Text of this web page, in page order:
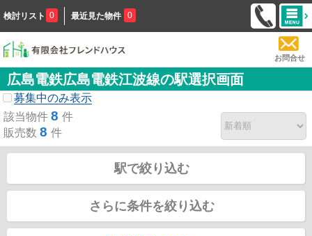
検討リスト 0 最近見た物件 0
お問合せ
広島電鉄広島電鉄江波線の駅選択画面
募集中のみ表示
該当物件 8 件
販売数 8 件
駅で絞り込む
さらに条件を絞り込む